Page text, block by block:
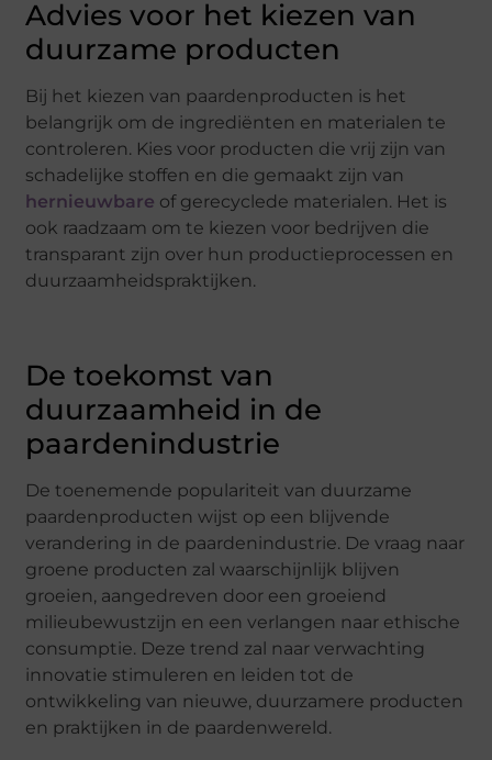
Advies voor het kiezen van
duurzame producten
Bij het kiezen van paardenproducten is het
belangrijk om de ingrediënten en materialen te
controleren. Kies voor producten die vrij zijn van
schadelijke stoffen en die gemaakt zijn van
hernieuwbare of gerecyclede materialen. Het is
ook raadzaam om te kiezen voor bedrijven die
transparant zijn over hun productieprocessen en
duurzaamheidspraktijken.
De toekomst van
duurzaamheid in de
paardenindustrie
De toenemende populariteit van duurzame
paardenproducten wijst op een blijvende
verandering in de paardenindustrie. De vraag naar
groene producten zal waarschijnlijk blijven
groeien, aangedreven door een groeiend
milieubewustzijn en een verlangen naar ethische
consumptie. Deze trend zal naar verwachting
innovatie stimuleren en leiden tot de
ontwikkeling van nieuwe, duurzamere producten
en praktijken in de paardenwereld.